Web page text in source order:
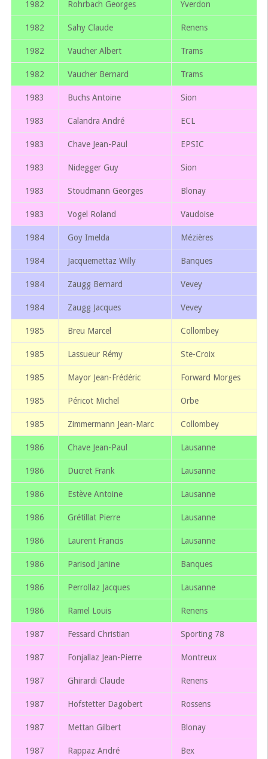
1982 Rohrbach Georges Yverdon
1982 Sahy Claude Renens
1982 Vaucher Albert Trams
1982 Vaucher Bernard Trams
1983 Buchs Antoine Sion
1983 Calandra André ECL
1983 Chave Jean-Paul EPSIC
1983 Nidegger Guy Sion
1983 Stoudmann Georges Blonay
1983 Vogel Roland Vaudoise
1984 Goy Imelda Mézières
1984 Jacquemettaz Willy Banques
1984 Zaugg Bernard Vevey
1984 Zaugg Jacques Vevey
1985 Breu Marcel Collombey
1985 Lassueur Rémy Ste-Croix
1985 Mayor Jean-Frédéric Forward Morges
1985 Péricot Michel Orbe
1985 Zimmermann Jean-Marc Collombey
1986 Chave Jean-Paul Lausanne
1986 Ducret Frank Lausanne
1986 Estève Antoine Lausanne
1986 Grétillat Pierre Lausanne
1986 Laurent Francis Lausanne
1986 Parisod Janine Banques
1986 Perrollaz Jacques Lausanne
1986 Ramel Louis Renens
1987 Fessard Christian Sporting 78
1987 Fonjallaz Jean-Pierre Montreux
1987 Ghirardi Claude Renens
1987 Hofstetter Dagobert Rossens
1987 Mettan Gilbert Blonay
1987 Rappaz André Bex